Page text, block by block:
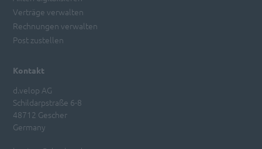
Kontakt
d.velop AG
Schildarpstraße 6-8
48712 Gescher
Germany
Verträge verwalten
Rechnungen verwalten
Post zustellen